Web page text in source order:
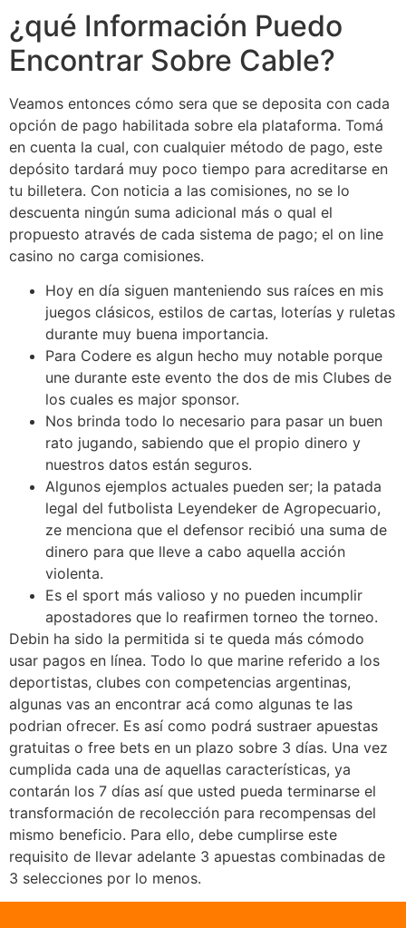
¿qué Información Puedo
Encontrar Sobre Cable?
Veamos entonces cómo sera que se deposita con cada
opción de pago habilitada sobre ela plataforma. Tomá
en cuenta la cual, con cualquier método de pago, este
depósito tardará muy poco tiempo para acreditarse en
tu billetera. Con noticia a las comisiones, no se lo
descuenta ningún suma adicional más o qual el
propuesto através de cada sistema de pago; el on line
casino no carga comisiones.
Hoy en día siguen manteniendo sus raíces en mis
juegos clásicos, estilos de cartas, loterías y ruletas
durante muy buena importancia.
Para Codere es algun hecho muy notable porque
une durante este evento the dos de mis Clubes de
los cuales es major sponsor.
Nos brinda todo lo necesario para pasar un buen
rato jugando, sabiendo que el propio dinero y
nuestros datos están seguros.
Algunos ejemplos actuales pueden ser; la patada
legal del futbolista Leyendeker de Agropecuario,
ze menciona que el defensor recibió una suma de
dinero para que lleve a cabo aquella acción
violenta.
Es el sport más valioso y no pueden incumplir
apostadores que lo reafirmen torneo the torneo.
Debin ha sido la permitida si te queda más cómodo
usar pagos en línea. Todo lo que marine referido a los
deportistas, clubes con competencias argentinas,
algunas vas an encontrar acá como algunas te las
podrian ofrecer. Es así como podrá sustraer apuestas
gratuitas o free bets en un plazo sobre 3 días. Una vez
cumplida cada una de aquellas características, ya
contarán los 7 días así que usted pueda terminarse el
transformación de recolección para recompensas del
mismo beneficio. Para ello, debe cumplirse este
requisito de llevar adelante 3 apuestas combinadas de
3 selecciones por lo menos.